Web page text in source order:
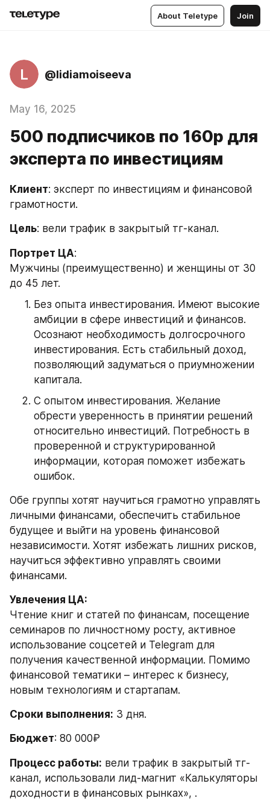
About Teletype Join
L @lidiamoiseeva
May 16, 2025
500 подписчиков по 160р для
эксперта по инвестициям
Клиент: эксперт по инвестициям и финансовой
грамотности.
Цель: вели трафик в закрытый тг-канал.
Портрет ЦА:
Мужчины (преимущественно) и женщины от 30
до 45 лет.
Без опыта инвестирования. Имеют высокие
амбиции в сфере инвестиций и финансов.
Осознают необходимость долгосрочного
инвестирования. Есть стабильный доход,
позволяющий задуматься о приумножении
капитала.
С опытом инвестирования. Желание
обрести уверенность в принятии решений
относительно инвестиций. Потребность в
проверенной и структурированной
информации, которая поможет избежать
ошибок.
Обе группы хотят научиться грамотно управлять
личными финансами, обеспечить стабильное
будущее и выйти на уровень финансовой
независимости. Хотят избежать лишних рисков,
научиться эффективно управлять своими
финансами.
Увлечения ЦА:
Чтение книг и статей по финансам, посещение
семинаров по личностному росту, активное
использование соцсетей и Telegram для
получения качественной информации. Помимо
финансовой тематики – интерес к бизнесу,
новым технологиям и стартапам.
Сроки выполнения: 3 дня.
Бюджет: 80 000₽
Процесс работы: вели трафик в закрытый тг-
канал, использовали лид-магнит «Калькуляторы
доходности в финансовых рынках», .